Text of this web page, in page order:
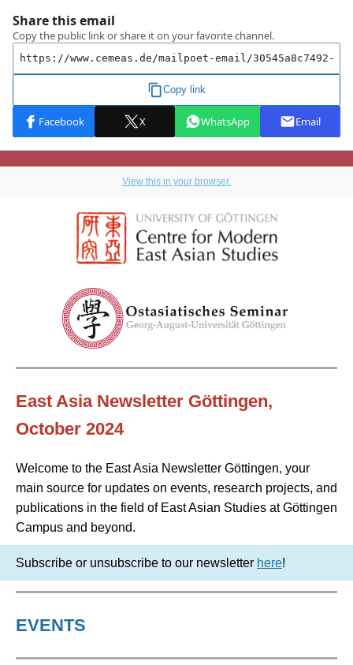
View this in your browser.
East Asia Newsletter Göttingen,
October 2024
Welcome to the East Asia Newsletter Göttingen, your
main source for updates on events, research projects, and
publications in the field of East Asian Studies at Göttingen
Campus and beyond.
Subscribe or unsubscribe to our newsletter here!
EVENTS